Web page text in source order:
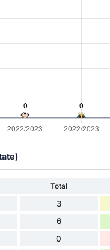
Total
3
6
0